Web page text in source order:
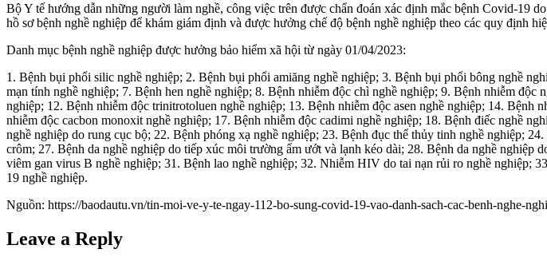
Bộ Y tế hướng dẫn những người làm nghề, công việc trên được chẩn đoán xác định mắc bệnh Covid-19
hồ sơ bệnh nghề nghiệp để khám giám định và được hưởng chế độ bệnh nghề nghiệp theo các quy định
Danh mục bệnh nghề nghiệp được hưởng bảo hiểm xã hội từ ngày 01/04/2023:
1. Bệnh bụi phổi silic nghề nghiệp; 2. Bệnh bụi phổi amiăng nghề nghiệp; 3. Bệnh bụi phổi bông nghề
mạn tính nghề nghiệp; 7. Bệnh hen nghề nghiệp; 8. Bệnh nhiễm độc chì nghề nghiệp; 9. Bệnh nhiễm
nghiệp; 12. Bệnh nhiễm độc trinitrotoluen nghề nghiệp; 13. Bệnh nhiễm độc asen nghề nghiệp; 14.
nhiễm độc cacbon monoxit nghề nghiệp; 17. Bệnh nhiễm độc cadimi nghề nghiệp; 18. Bệnh điếc nghề
nghề nghiệp do rung cục bộ; 22. Bệnh phóng xạ nghề nghiệp; 23. Bệnh đục thể thủy tinh nghề nghiệp;
crôm; 27. Bệnh da nghề nghiệp do tiếp xúc môi trường ẩm ướt và lạnh kéo dài; 28. Bệnh da nghề
viêm gan virus B nghề nghiệp; 31. Bệnh lao nghề nghiệp; 32. Nhiễm HIV do tai nạn rủi ro nghề nghiệp;
19 nghề nghiệp.
Nguồn: https://baodautu.vn/tin-moi-ve-y-te-ngay-112-bo-sung-covid-19-vao-danh-sach-cac-benh-nghe-
Leave a Reply